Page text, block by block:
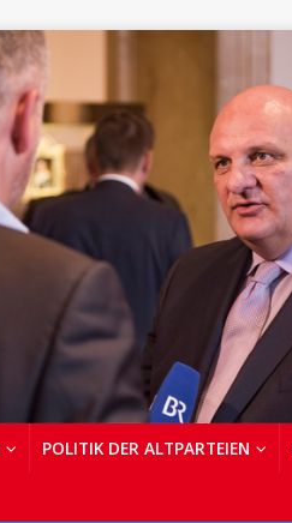
POLITIK DER ALTPARTEIEN